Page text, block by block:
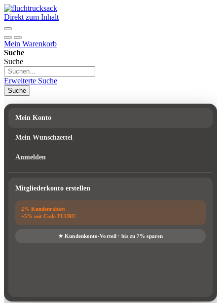
Direkt zum Inhalt
Mein Warenkorb
Suche
Suche
Erweiterte Suche
Suche
Mein Konto
Mein Wunschzettel
Anmelden
Mitgliederkonto erstellen